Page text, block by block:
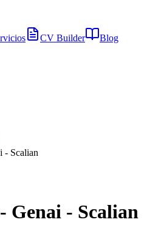
CV Builder Blog
- Scalian
Genai - Scalian